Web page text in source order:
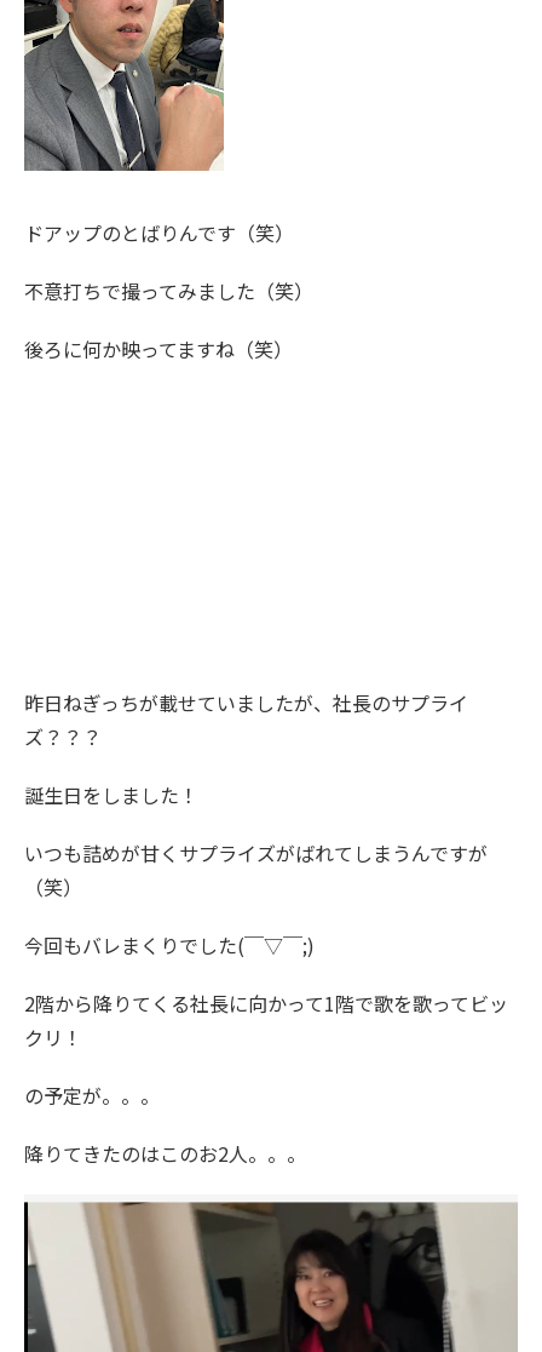
ドアップのとばりんです（笑）
不意打ちで撮ってみました（笑）
後ろに何か映ってますね（笑）
昨日ねぎっちが載せていましたが、社長のサプライ
ズ？？？
誕生日をしました！
いつも詰めが甘くサプライズがばれてしまうんですが
（笑）
今回もバレまくりでした(￣▽￣;)
2階から降りてくる社長に向かって1階で歌を歌ってビッ
クリ！
の予定が。。。
降りてきたのはこのお2人。。。